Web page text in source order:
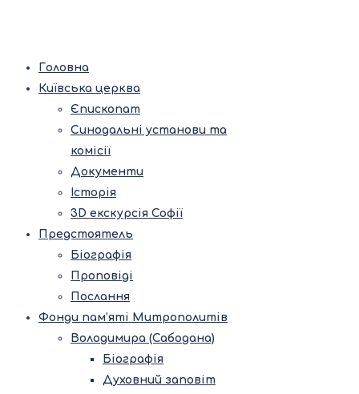
Головна
Київська церква
Єпископат
Синодальні установи та
комісії
Документи
Історія
3D екскурсія Софії
Предстоятель
Біографія
Проповіді
Послання
Фонди пам’яті Митрополитів
Володимира (Сабодана)
Біографія
Духовний заповіт